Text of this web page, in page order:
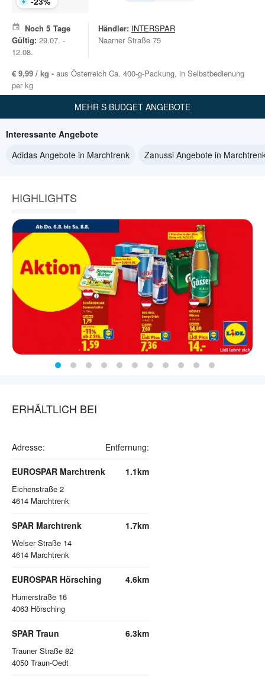
Noch 5 Tage
Gültig: 29.07. -
12.08.
Händler: INTERSPAR
Naarner Straße 75
€ 9,99 / kg - aus Österreich Ca. 400-g-Packung, in Selbstbedienung
per kg
MEHR S BUDGET ANGEBOTE
Interessante Angebote
Adidas Angebote in Marchtrenk
Zanussi Angebote in
HIGHLIGHTS
ERHÄLTLICH BEI
Adresse: Entfernung:
EUROSPAR Marchtrenk
Eichenstraße 2
4614 Marchtrenk
1.1km
SPAR Marchtrenk
Welser Straße 14
4614 Marchtrenk
1.7km
EUROSPAR Hörsching
Humerstraße 16
4063 Hörsching
4.6km
SPAR Traun
Trauner Straße 82
4050 Traun-Oedt
6.3km